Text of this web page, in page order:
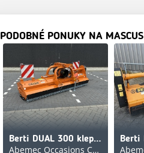
PODOBNÉ PONUKY NA MASCUS
Berti DUAL 300 klepelmaaier
Abemec Occasions Centre Veghel